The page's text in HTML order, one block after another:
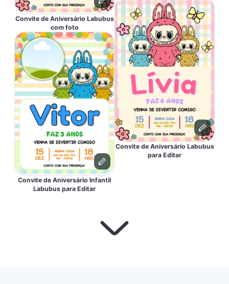
Convite de Aniversário Labubus
com foto
Convite de Aniversário Infantil
Labubus para Editar
Convite de Aniversário Labubus
para Editar